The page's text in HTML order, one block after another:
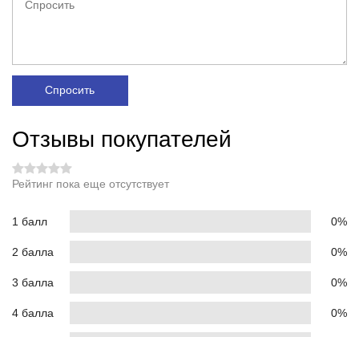
Спросить
Отзывы покупателей
Рейтинг пока еще отсутствует
1 балл 0%
2 балла 0%
3 балла 0%
4 балла 0%